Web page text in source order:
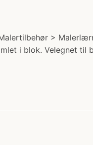
>
i blok. Velegnet til